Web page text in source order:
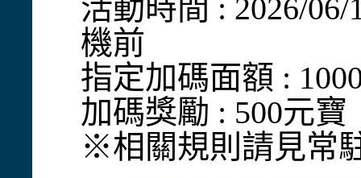
活動時間 : 2026/
機前
指定加碼面額 :
加碼獎勵 : 500元寶
※相關規則請見常